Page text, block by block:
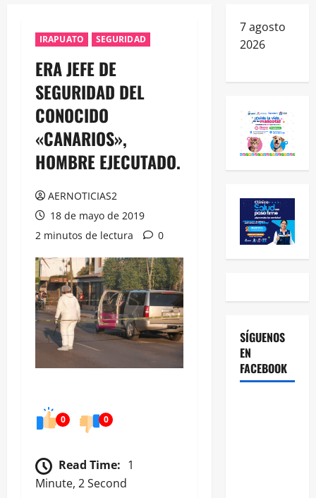
IRAPUATO SEGURIDAD
ERA JEFE DE
SEGURIDAD DEL
CONOCIDO
«CANARIOS»,
HOMBRE EJECUTADO.
AERNOTICIAS2
18 de mayo de 2019
2 minutos de lectura
0
0 0
Read Time: 1
Minute, 2 Second
7 agosto
2026
SÍGUENOS
EN
FACEBOOK